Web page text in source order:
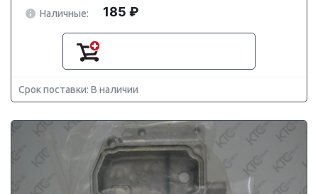
Наличные:
185 ₽
Срок поставки: В наличии